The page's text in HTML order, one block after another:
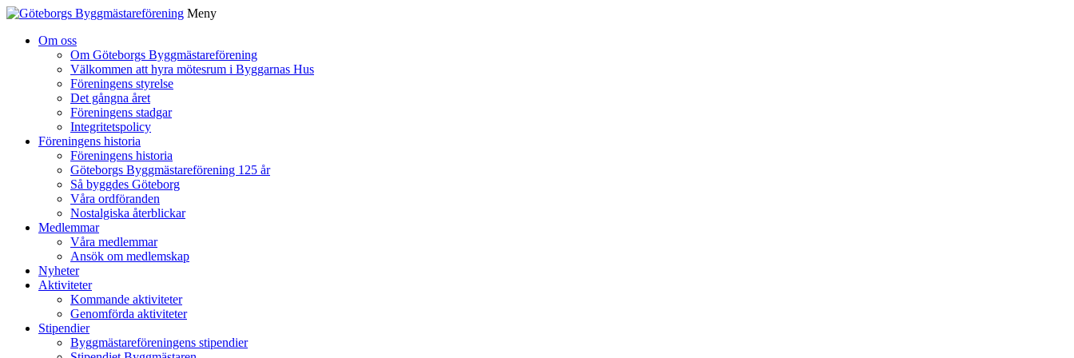
Meny
Om oss
Om Göteborgs Byggmästareförening
Välkommen att hyra mötesrum i Byggarnas Hus
Föreningens styrelse
Det gångna året
Föreningens stadgar
Integritetspolicy
Föreningens historia
Föreningens historia
Göteborgs Byggmästareförening 125 år
Så byggdes Göteborg
Våra ordföranden
Nostalgiska återblickar
Medlemmar
Våra medlemmar
Ansök om medlemskap
Nyheter
Aktiviteter
Kommande aktiviteter
Genomförda aktiviteter
Stipendier
Byggmästareföreningens stipendier